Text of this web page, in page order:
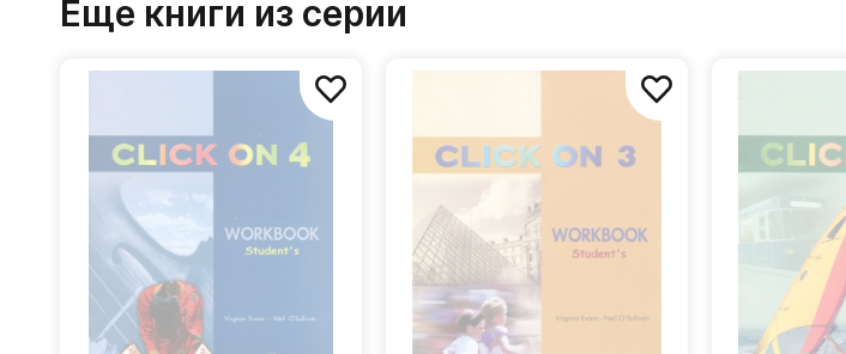
Еще книги из серии